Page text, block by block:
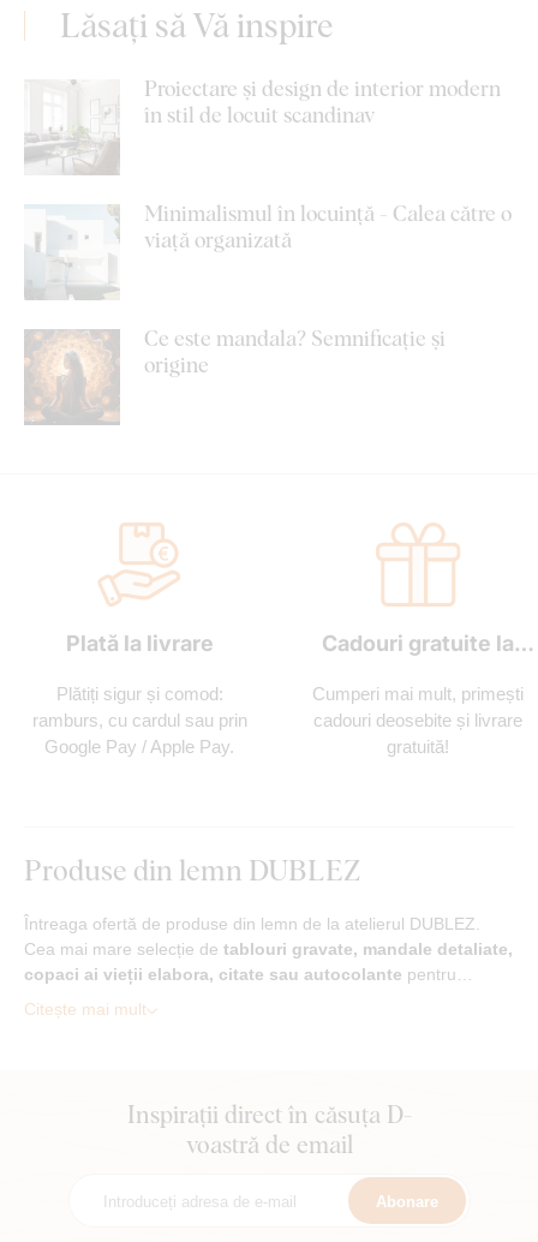
Lăsați să Vă inspire
Proiectare și design de interior modern
în stil de locuit scandinav
Minimalismul în locuință - Calea către o
viață organizată
Ce este mandala? Semnificație și
origine
Plată la livrare
Plătiți sigur și comod:
ramburs, cu cardul sau prin
Google Pay / Apple Pay.
Cadouri gratuite la
Cumperi mai mult, primești
cadouri deosebite și livrare
gratuită!
Produse din lemn DUBLEZ
Întreaga ofertă de produse din lemn de la atelierul DUBLEZ.
Cea mai mare selecție de tablouri gravate, mandale detaliate,
copaci ai vieții elabora, citate sau autocolante pentru…
Citește mai mult
Inspirații direct în căsuța D-
voastră de email
Abonare